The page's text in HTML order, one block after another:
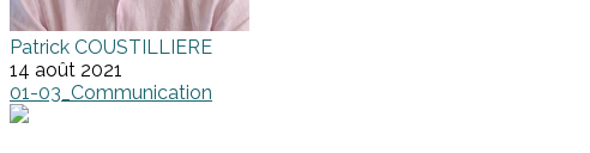
Patrick COUSTILLIERE
14 août 2021
01-03_Communication